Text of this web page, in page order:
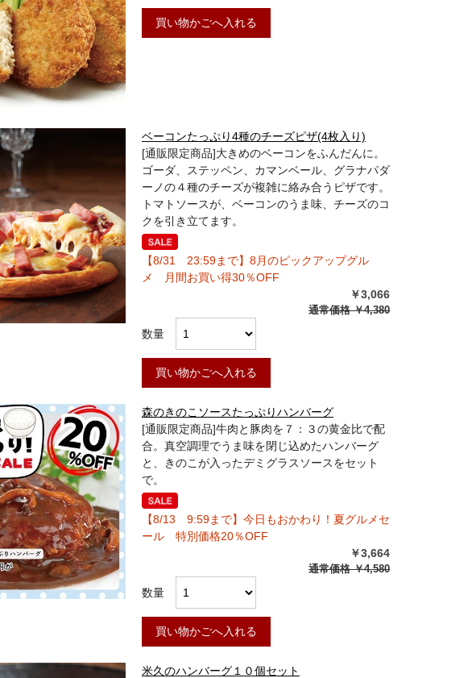
買い物かごへ入れる
ベーコンたっぷり4種のチーズピザ(4枚入り)
[通販限定商品]大きめのベーコンをふんだんに。
ゴーダ、ステッペン、カマンベール、グラナパダ
ーノの４種のチーズが複雑に絡み合うピザです。
トマトソースが、ベーコンのうま味、チーズのコ
クを引き立てます。
【8/31 23:59まで】8月のピックアップグル
メ 月間お買い得30％OFF
￥3,066
通常価格￥4,380
数量
買い物かごへ入れる
森のきのこソースたっぷりハンバーグ
[通販限定商品]牛肉と豚肉を７：３の黄金比で配
合。真空調理でうま味を閉じ込めたハンバーグ
と、きのこが入ったデミグラスソースをセット
で。
【8/13 9:59まで】今日もおかわり！夏グルメセ
ール 特別価格20％OFF
￥3,664
通常価格￥4,580
数量
買い物かごへ入れる
米久のハンバーグ１０個セット